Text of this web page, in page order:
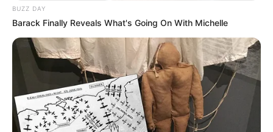
Anti Mainstream, 10 Cara
Membawa Barang Belanjaan
Versi Warga Thailand
BUZZ DAY
Barack Finally Reveals What's Going On With Michelle